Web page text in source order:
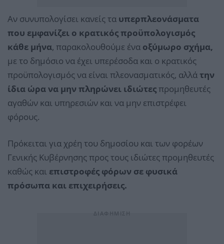
Αν συνυπολογίσει κανείς τα υπερπλεονάσματα
που εμφανίζει ο κρατικός προϋπολογισμός
κάθε μήνα, παρακολουθούμε ένα οξύμωρο σχήμα,
με το δημόσιο να έχει υπερέσοδα και ο κρατικός
προϋπολογισμός να είναι πλεονασματικός, αλλάτην
ίδια ώρα να μην πληρώνει ιδιώτεςπρομηθευτές
αγαθών και υπηρεσιών και να μην επιστρέφει
φόρους.
Πρόκειται για χρέη του δημοσίου και των φορέων
Γενικής Κυβέρνησης προς τους ιδιώτες προμηθευτές
καθώς και επιστροφές φόρων σε φυσικά
πρόσωπα και επιχειρήσεις.